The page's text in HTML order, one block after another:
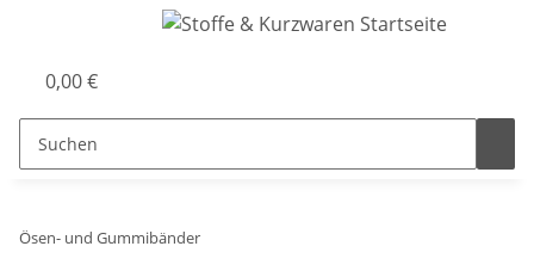
0,00 €
Ösen- und Gummibänder